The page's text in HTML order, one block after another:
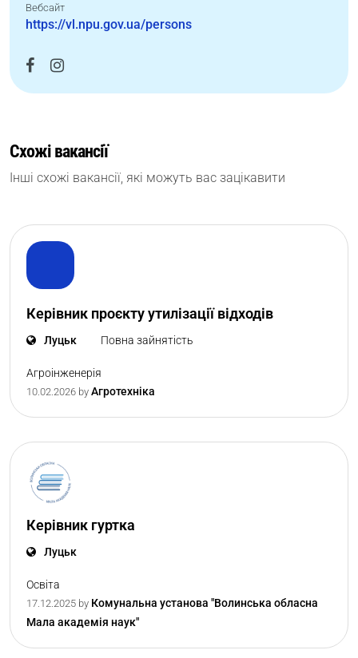
Вебсайт
https://vl.npu.gov.ua/persons
Схожі вакансії
Інші схожі вакансії, які можуть вас зацікавити
Керівник проєкту утилізації відходів
Луцьк Повна зайнятість
Агроінженерія
10.02.2026 by Агротехніка
Керівник гуртка
Луцьк
Освіта
17.12.2025 by Комунальна установа "Волинська обласна
Мала академія наук"